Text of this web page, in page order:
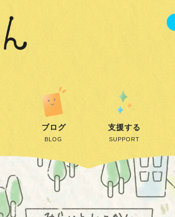
ブログ
BLOG
支援する
SUPPORT